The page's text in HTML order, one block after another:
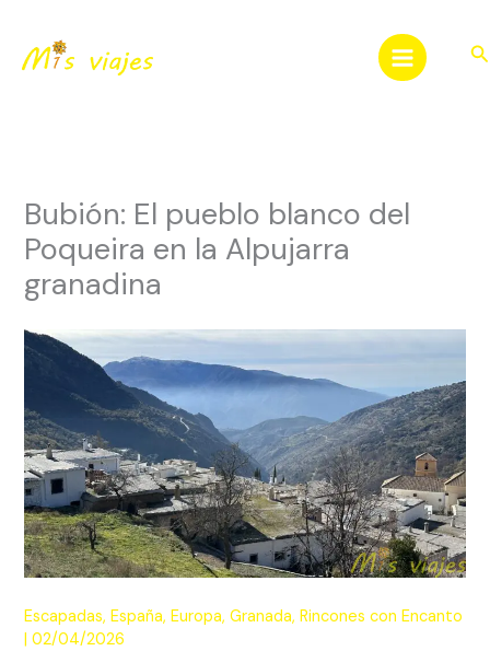
contenido
Bubión: El pueblo blanco del
Poqueira en la Alpujarra
granadina
Escapadas,España,Europa,Granada,Rincones con Encanto
|02/04/2026